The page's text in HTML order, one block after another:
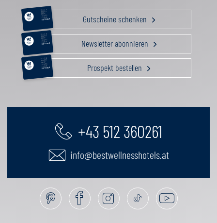
RELAX &
BEAUTY
AKTIV
GENUSS
FAMILIE
GUTSCHEIN Gutscheine schenken
RELAX &
BEAUTY
AKTIV
GENUSS
FAMILIE
GUTSCHEIN Newsletter abonnieren
RELAX &
BEAUTY
AKTIV
GENUSS
FAMILIE
GUTSCHEIN Prospekt bestellen
+43 512 360261
info@bestwellnesshotels.at